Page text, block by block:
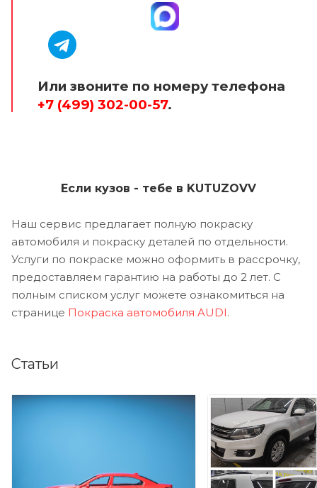
Или звоните по номеру телефона
+7 (499) 302-00-57.
Если кузов - тебе в KUTUZOVV
Наш сервис предлагает полную покраску
автомобиля и покраску деталей по отдельности.
Услуги по покраске можно оформить в рассрочку,
предоставляем гарантию на работы до 2 лет. С
полным списком услуг можете ознакомиться на
странице Покраска автомобиля AUDI.
Статьи